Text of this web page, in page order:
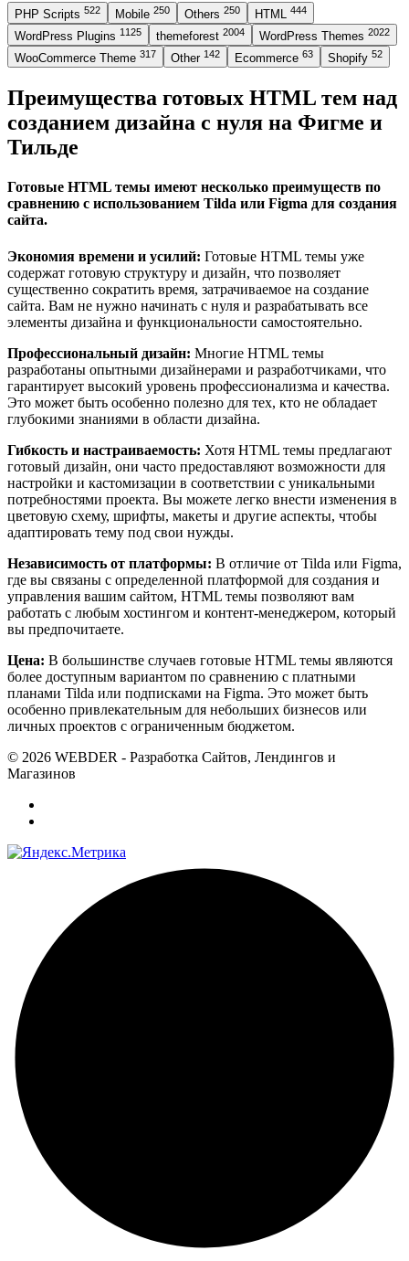
PHP Scripts 522 Mobile 250 Others 250 HTML 444
WordPress Plugins 1125 themeforest 2004 WordPress Themes 2022
WooCommerce Theme 317 Other 142 Ecommerce 63 Shopify 52
Преимущества готовых HTML тем над
созданием дизайна с нуля на Фигме и
Тильде
Готовые HTML темы имеют несколько преимуществ по
сравнению с использованием Tilda или Figma для создания
сайта.
Экономия времени и усилий: Готовые HTML темы уже
содержат готовую структуру и дизайн, что позволяет
существенно сократить время, затрачиваемое на создание
сайта. Вам не нужно начинать с нуля и разрабатывать все
элементы дизайна и функциональности самостоятельно.
Профессиональный дизайн: Многие HTML темы
разработаны опытными дизайнерами и разработчиками, что
гарантирует высокий уровень профессионализма и качества.
Это может быть особенно полезно для тех, кто не обладает
глубокими знаниями в области дизайна.
Гибкость и настраиваемость: Хотя HTML темы предлагают
готовый дизайн, они часто предоставляют возможности для
настройки и кастомизации в соответствии с уникальными
потребностями проекта. Вы можете легко внести изменения в
цветовую схему, шрифты, макеты и другие аспекты, чтобы
адаптировать тему под свои нужды.
Независимость от платформы: В отличие от Tilda или Figma,
где вы связаны с определенной платформой для создания и
управления вашим сайтом, HTML темы позволяют вам
работать с любым хостингом и контент-менеджером, который
вы предпочитаете.
Цена: В большинстве случаев готовые HTML темы являются
более доступным вариантом по сравнению с платными
планами Tilda или подписками на Figma. Это может быть
особенно привлекательным для небольших бизнесов или
личных проектов с ограниченным бюджетом.
© 2026 WEBDER - Разработка Сайтов, Лендингов и
Магазинов